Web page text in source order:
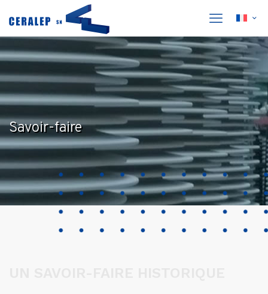
Savoir-faire